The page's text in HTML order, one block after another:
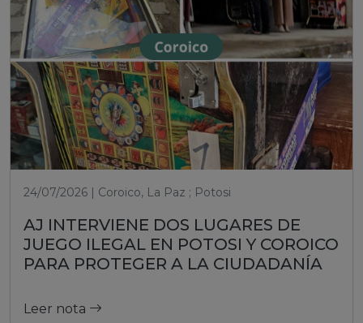
24/07/2026 | Coroico, La Paz ; Potosi
AJ INTERVIENE DOS LUGARES DE
JUEGO ILEGAL EN POTOSI Y COROICO
PARA PROTEGER A LA CIUDADANÍA
Leer nota